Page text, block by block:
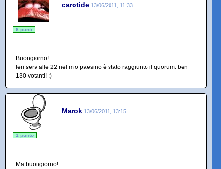
carotide 13/06/2011, 11:33
6 punti
Buongiorno!
Ieri sera alle 22 nel mio paesino è stato raggiunto il quorum: ben
130 votanti! :)
Marok 13/06/2011, 13:15
1 punto
Ma buongiorno!